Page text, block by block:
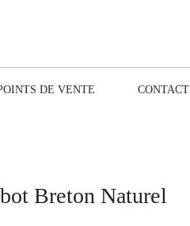
DE VENTE CONTACT
Breton Naturel